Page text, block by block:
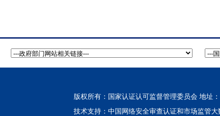
版权所有：国家认证认可监督管理委员会 地址
技术支持： 中国网络安全审查认证和市场监管